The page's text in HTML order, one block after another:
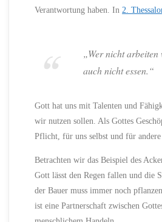
Verantwortung haben. In 2.
„Wer nicht
auch nicht essen.“
Gott hat uns mit Talenten und
wir nutzen sollen. Als Gottes
Pflicht, für uns selbst und für andere
Betrachten wir das Beispiel des
Gott lässt den Regen fallen und die
der Bauer muss immer noch
ist eine Partnerschaft zwischen